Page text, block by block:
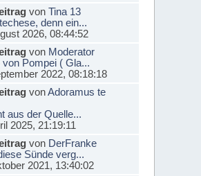
von Tina 13
denn ein...
2026, 08:44:52
von Moderator
von Pompei ( Gla...
2022, 08:18:18
vonAdoramus te
aus der Quelle...
2025, 21:19:11
von DerFranke
Sünde verg...
2021, 13:40:02